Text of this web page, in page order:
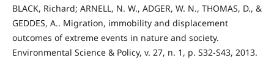
BLACK, Richard; ARNELL, N. W., ADGER, W. N., THOMAS, D., &
GEDDES, A.. Migration, immobility and displacement
outcomes of extreme events in nature and society.
Environmental Science & Policy, v. 27, n. 1, p. S32-S43, 2013.